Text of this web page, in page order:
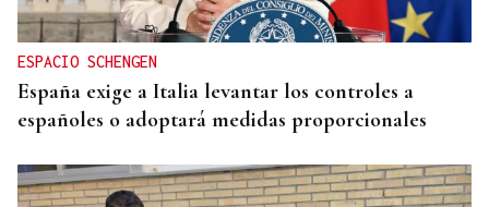
ESPACIO SCHENGEN
España exige a Italia levantar los controles a
españoles o adoptará medidas proporcionales